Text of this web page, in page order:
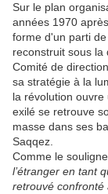
Sur le plan
années 1970
forme d'un parti
reconstruit sous la
Comité de
sa stratégie à la
la révolution
exilé se retrouve
masse dans ses
Saqqez.
Comme le
l’étranger en tant
retrouvé confronté